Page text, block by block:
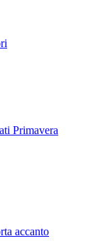
Primavera
accanto